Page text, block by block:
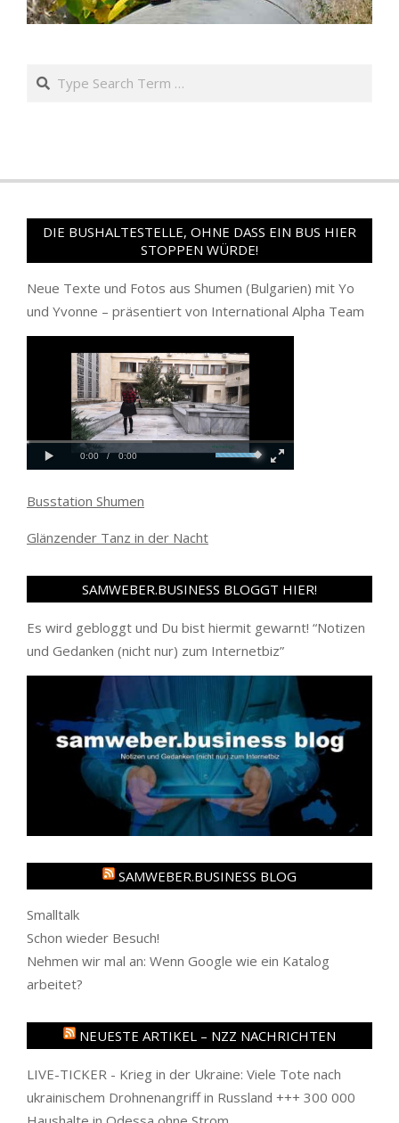
Search
DIE BUSHALTESTELLE, OHNE DASS EIN BUS HIER
STOPPEN WÜRDE!
Neue Texte und Fotos aus Shumen (Bulgarien) mit Yo
und Yvonne – präsentiert von International Alpha Team
Busstation Shumen
Glänzender Tanz in der Nacht
SAMWEBER.BUSINESS BLOGGT HIER!
Es wird gebloggt und Du bist hiermit gewarnt! “Notizen
und Gedanken (nicht nur) zum Internetbiz”
SAMWEBER.BUSINESS BLOG
Smalltalk
Schon wieder Besuch!
Nehmen wir mal an: Wenn Google wie ein Katalog
arbeitet?
NEUESTE ARTIKEL – NZZ NACHRICHTEN
LIVE-TICKER - Krieg in der Ukraine: Viele Tote nach
ukrainischem Drohnenangriff in Russland +++ 300 000